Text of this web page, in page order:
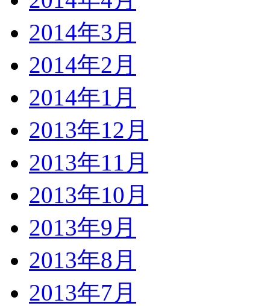
2014年3月
2014年2月
2014年1月
2013年12月
2013年11月
2013年10月
2013年9月
2013年8月
2013年7月